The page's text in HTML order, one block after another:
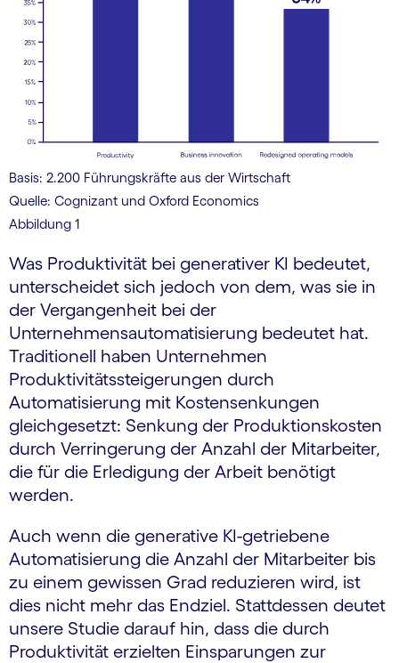
Basis: 2.200 Führungskräfte aus der Wirtschaft
Quelle: Cognizant und Oxford Economics
Abbildung 1
Was Produktivität bei generativer KI bedeutet,
unterscheidet sich jedoch von dem, was sie in
der Vergangenheit bei der
Unternehmensautomatisierung bedeutet hat.
Traditionell haben Unternehmen
Produktivitätssteigerungen durch
Automatisierung mit Kostensenkungen
gleichgesetzt: Senkung der Produktionskosten
durch Verringerung der Anzahl der Mitarbeiter,
die für die Erledigung der Arbeit benötigt
werden.
Auch wenn die generative KI-getriebene
Automatisierung die Anzahl der Mitarbeiter bis
zu einem gewissen Grad reduzieren wird, ist
dies nicht mehr das Endziel. Stattdessen deutet
unsere Studie darauf hin, dass die durch
Produktivität erzielten Einsparungen zur